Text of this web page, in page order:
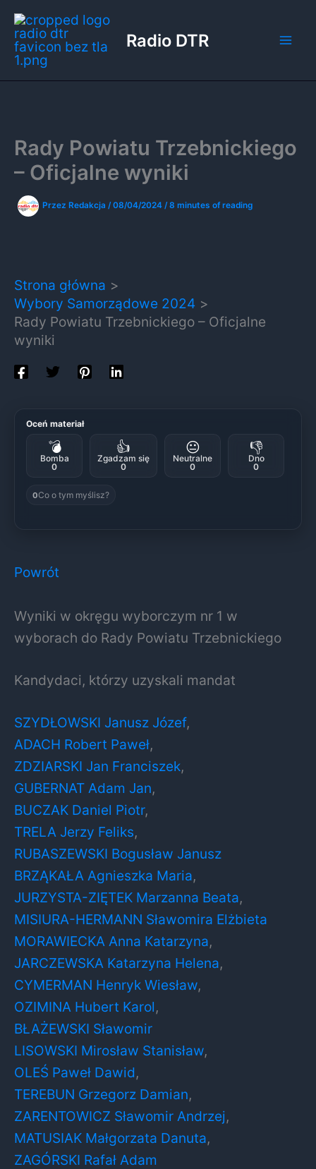
Przejdź
do
treści
Radio DTR
Rady Powiatu Trzebnickiego
– Oficjalne wyniki
Przez Redakcja /08/04/2024 /8 minutes of reading
Strona główna
Wybory Samorządowe 2024
Rady Powiatu Trzebnickiego – Oficjalne
wyniki
Oceń materiał
💣
Bomba
0
👍
Zgadzam się
0
😐
Neutralne
0
👎
Dno
0
0Co o tym myślisz?
Powrót
Wyniki w okręgu wyborczym nr 1 w
wyborach do Rady Powiatu Trzebnickiego
Kandydaci, którzy uzyskali mandat
SZYDŁOWSKI Janusz Józef,
ADACH Robert Paweł,
ZDZIARSKI Jan Franciszek,
GUBERNAT Adam Jan,
BUCZAK Daniel Piotr,
TRELA Jerzy Feliks,
RUBASZEWSKI Bogusław Janusz
BRZĄKAŁA Agnieszka Maria,
JURZYSTA-ZIĘTEK Marzanna Beata,
MISIURA-HERMANN Sławomira Elżbieta
MORAWIECKA Anna Katarzyna,
JARCZEWSKA Katarzyna Helena,
CYMERMAN Henryk Wiesław,
OZIMINA Hubert Karol,
BŁAŻEWSKI Sławomir
LISOWSKI Mirosław Stanisław,
OLEŚ Paweł Dawid,
TEREBUN Grzegorz Damian,
ZARENTOWICZ Sławomir Andrzej,
MATUSIAK Małgorzata Danuta,
ZAGÓRSKI Rafał Adam